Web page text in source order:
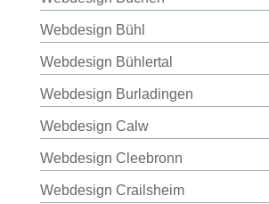
Webdesign Bühl
Webdesign Bühlertal
Webdesign Burladingen
Webdesign Calw
Webdesign Cleebronn
Webdesign Crailsheim